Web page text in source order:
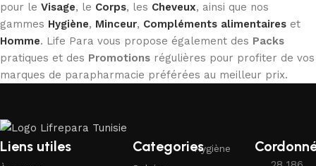
pour le Visage, le Corps, les Cheveux, ainsi que nos
gammes Hygiène, Minceur, Compléments alimentaires et
Homme. Life Para vous propose également des Packs
pratiques et des Promotions régulières pour profiter de vos
marques de parapharmacie préférées au meilleur prix.
Liens utiles CategoriesHygiène